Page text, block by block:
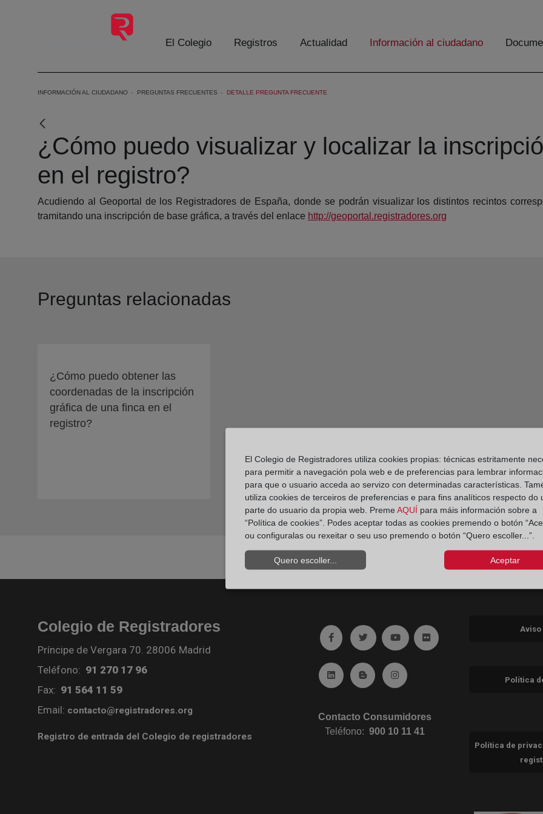
El Colegio Registros Actualidad Información al ciudadano
INFORMACIÓN AL CIUDADANO PREGUNTAS FRECUENTES DETALLE PREGUNTA FRECUENTE
¿Cómo puedo visualizar y localizar la
en el registro?
Acudiendo al Geoportal de los Registradores de España, donde se podrán visualizar los distintos recintos
tramitando una inscripción de base gráfica, a través del enlace http://geoportal.registradores.org
Preguntas relacionadas
¿Cómo puedo obtener las
coordenadas de la inscripción
gráfica de una finca en el
registro?
Colegio de Registradores
Príncipe de Vergara 70. 28006 Madrid
Teléfono: 91 270 17 96
Fax: 91 564 11 59
Email: contacto@registradores.org
Registro de entrada del Colegio de registradores
Ir a facebook (abre en ventana nueva)
Ir a twitter (abre en ventana nueva)
Ir a YouTube (abre en ventana nueva)
Ir a Flickr (abre en ventana
Ir a Linkedin (abre en ventana nueva)
Ir al Blog (abre en ventana nueva)
Ir a Instagram (abre en ventana
Contacto Consumidores
Teléfono:900 10 11 41
Aviso
Política
Política de
El Colegio de Registradores utiliza cookies propias: técnicas estritamente
para permitir a navegación pola web e de preferencias para lembrar
para que o usuario acceda ao servizo con determinadas características.
utiliza cookies de terceiros de preferencias e para fins analíticos respecto do
parte do usuario da propia web. Preme AQUÍ para máis información sobre a
“Política de cookies”. Podes aceptar todas as cookies premendo o botón
ou configuralas ou rexeitar o seu uso premendo o botón “Quero escoller...”.
Quero escoller... Aceptar